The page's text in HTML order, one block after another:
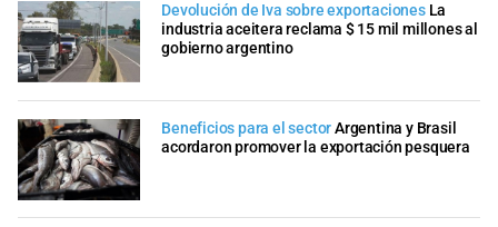
Devolución de Iva sobre exportaciones La
industria aceitera reclama $ 15 mil millones al
gobierno argentino
Beneficios para el sectorArgentina y Brasil
acordaron promover la exportación pesquera